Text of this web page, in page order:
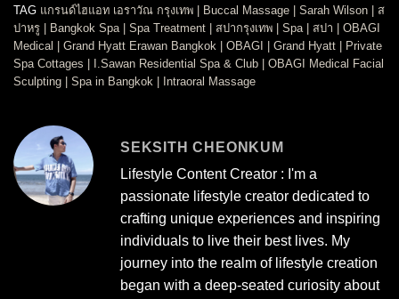
TAG แกรนด์ไฮแอท เอราวัณ กรุงเทพ | Buccal Massage | Sarah Wilson | ส
ปาหรู | Bangkok Spa | Spa Treatment | สปากรุงเทพ | Spa | สปา | OBAGI
Medical | Grand Hyatt Erawan Bangkok | OBAGI | Grand Hyatt | Private
Spa Cottages | I.Sawan Residential Spa & Club | OBAGI Medical Facial
Sculpting | Spa in Bangkok | Intraoral Massage
SEKSITH CHEONKUM
Lifestyle Content Creator : I'm a
passionate lifestyle creator dedicated to
crafting unique experiences and inspiring
individuals to live their best lives. My
journey into the realm of lifestyle creation
began with a deep-seated curiosity about